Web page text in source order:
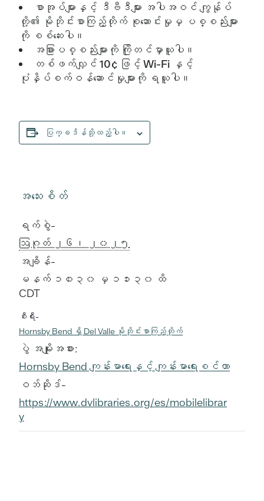
စာအုပ်များနှင့် ဒီဗီဒီများ အပါအဝင် ကျွန်ုပ်
တို့၏ မိုဘိုင်းစာကြည့်တိုက် စုဆောင်းမှုမှ ပစ္စည်းများ
ကို စစ်ဆေးပါ။
အခြားပစ္စည်းများကို ကြိုတင်မှာယူပါ။
တစ်ဖက်လျှင် 10¢ ဖြင့် Wi-Fi နှင့်
ပုံနှိပ်စက်ဝန်ဆောင်မှုများကို ရယူပါ။
ပြက္ခဒိန်သို့ထည့်ပါ။
အသေးစိတ်
ရက်စွဲ-
ဩဂုတ် ၂၆၊ ၂၀၂၅
အချိန်-
မနက် ၁၀း၃၀ မှ ၁၁း၃၀ ထိ
CDT
စီးရီး-
Hornsby Bend ရှိ Del Valle မိုဘိုင်းစာကြည့်တိုက်
ပွဲ အမျိုးအစား:
Hornsby Bend ကျန်းမာရေးနှင့် ကျန်းမာရေးစင်တာ
ဝဘ်ဆိုဒ်-
https://www.dvlibraries.org/es/mobilelibrar
y